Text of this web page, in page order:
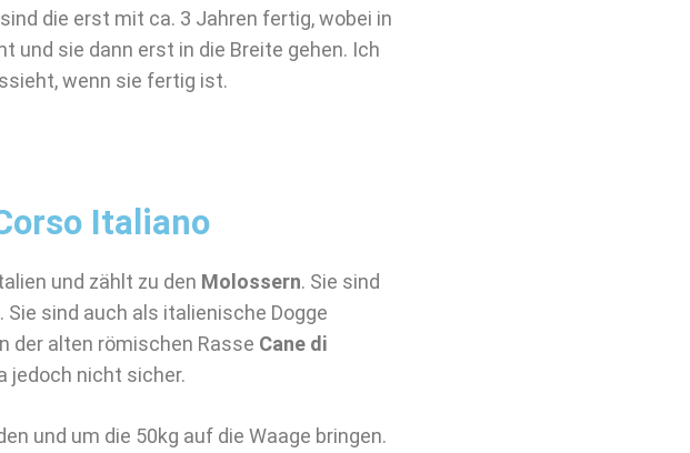
die erst mit ca. 3 Jahren fertig, wobei in
und sie dann erst in die Breite gehen. Ich
wenn sie fertig ist.
Italiano
und zählt zu den Molossern. Sie sind
sind auch als italienische Dogge
der alten römischen Rasse Cane di
jedoch nicht sicher.
und um die 50kg auf die Waage bringen.